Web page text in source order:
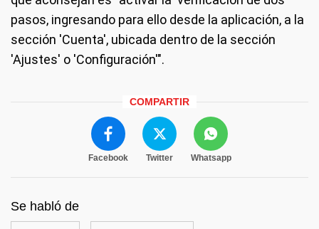
pasos, ingresando para ello desde la aplicación, a la
sección 'Cuenta', ubicada dentro de la sección
'Ajustes' o 'Configuración'".
COMPARTIR
Facebook Twitter Whatsapp
Se habló de